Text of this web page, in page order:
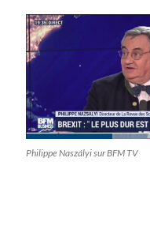
Philippe Naszályi sur BFM TV